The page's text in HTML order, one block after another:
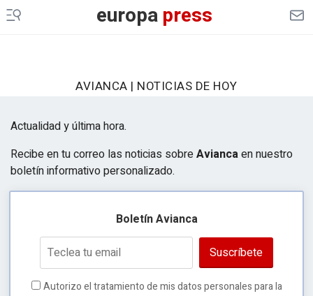
europapress
AVIANCA | NOTICIAS DE HOY
Actualidad y última hora.
Recibe en tu correo las noticias sobreAviancaen nuestro
boletín informativo personalizado.
Boletín Avianca
Suscríbete
Autorizo el tratamiento de mis datos personales para la